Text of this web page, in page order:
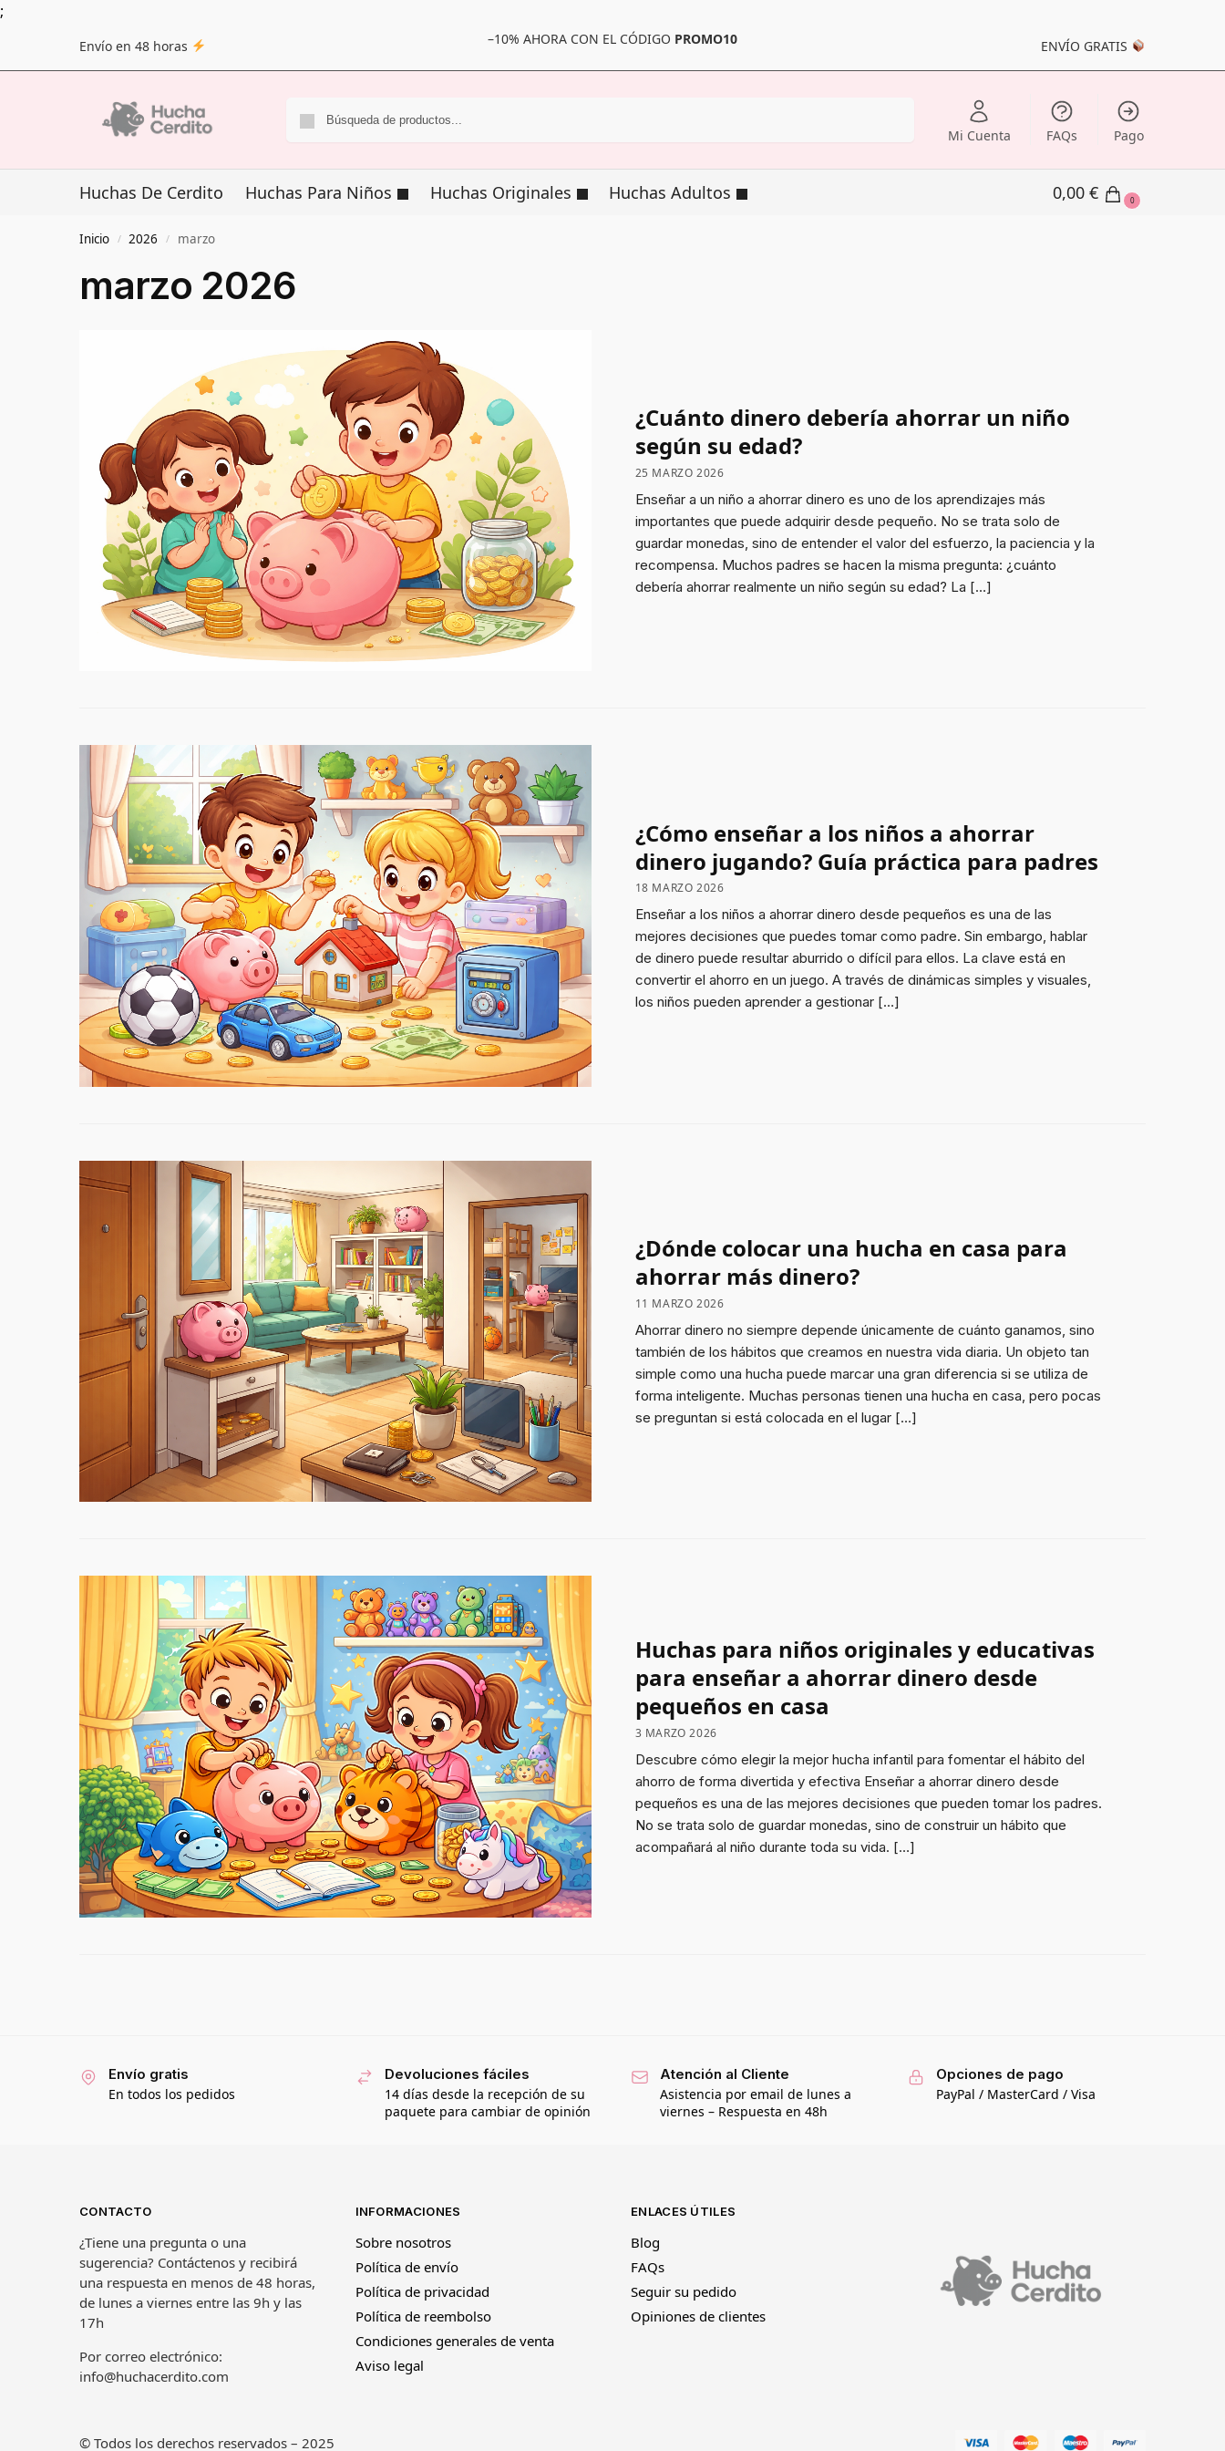
;
Envío en 48 horas –10% AHORA CON EL CÓDIGO PROMO10 ENVÍO GRATIS
Mi Cuenta FAQs Pago
Huchas De Cerdito Huchas Para Niños Huchas Originales Huchas Adultos 0,00 € 0
Inicio / 2026 / marzo
marzo 2026
¿Cuánto dinero debería ahorrar un niño
según su edad?
25 MARZO 2026
Enseñar a un niño a ahorrar dinero es uno de los aprendizajes más
importantes que puede adquirir desde pequeño. No se trata solo de
guardar monedas, sino de entender el valor del esfuerzo, la paciencia y la
recompensa. Muchos padres se hacen la misma pregunta: ¿cuánto
debería ahorrar realmente un niño según su edad? La […]
¿Cómo enseñar a los niños a ahorrar
dinero jugando? Guía práctica para padres
18 MARZO 2026
Enseñar a los niños a ahorrar dinero desde pequeños es una de las
mejores decisiones que puedes tomar como padre. Sin embargo, hablar
de dinero puede resultar aburrido o difícil para ellos. La clave está en
convertir el ahorro en un juego. A través de dinámicas simples y visuales,
los niños pueden aprender a gestionar […]
¿Dónde colocar una hucha en casa para
ahorrar más dinero?
11 MARZO 2026
Ahorrar dinero no siempre depende únicamente de cuánto ganamos, sino
también de los hábitos que creamos en nuestra vida diaria. Un objeto tan
simple como una hucha puede marcar una gran diferencia si se utiliza de
forma inteligente. Muchas personas tienen una hucha en casa, pero pocas
se preguntan si está colocada en el lugar […]
Huchas para niños originales y educativas
para enseñar a ahorrar dinero desde
pequeños en casa
3 MARZO 2026
Descubre cómo elegir la mejor hucha infantil para fomentar el hábito del
ahorro de forma divertida y efectiva Enseñar a ahorrar dinero desde
pequeños es una de las mejores decisiones que pueden tomar los padres.
No se trata solo de guardar monedas, sino de construir un hábito que
acompañará al niño durante toda su vida. […]
Envío gratis
En todos los pedidos
Devoluciones fáciles
14 días desde la recepción de su
paquete para cambiar de opinión
Atención al Cliente
Asistencia por email de lunes a
viernes – Respuesta en 48h
Opciones de pago
PayPal / MasterCard / Visa
CONTACTO
¿Tiene una pregunta o una
sugerencia? Contáctenos y recibirá
una respuesta en menos de 48 horas,
de lunes a viernes entre las 9h y las
17h
Por correo electrónico:
info@huchacerdito.com
INFORMACIONES
Sobre nosotros
Política de envío
Política de privacidad
Política de reembolso
Condiciones generales de venta
Aviso legal
ENLACES ÚTILES
Blog
FAQs
Seguir su pedido
Opiniones de clientes
© Todos los derechos reservados – 2025